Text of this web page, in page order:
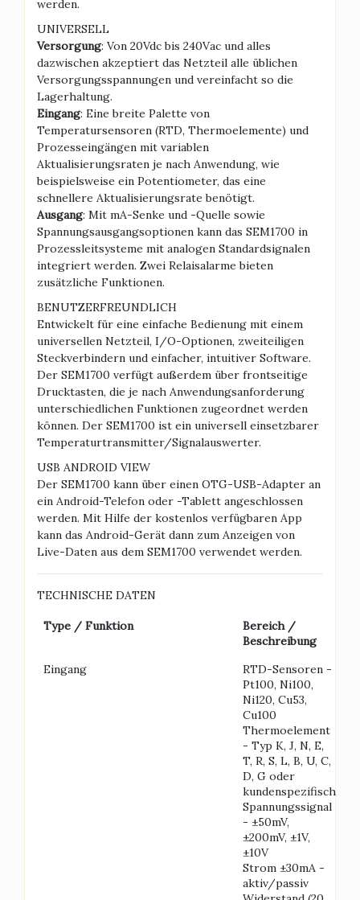
werden.
UNIVERSELL
Versorgung: Von 20Vdc bis 240Vac und alles
dazwischen akzeptiert das Netzteil alle üblichen
Versorgungsspannungen und vereinfacht so die
Lagerhaltung.
Eingang: Eine breite Palette von
Temperatursensoren (RTD, Thermoelemente) und
Prozesseingängen mit variablen
Aktualisierungsraten je nach Anwendung, wie
beispielsweise ein Potentiometer, das eine
schnellere Aktualisierungsrate benötigt.
Ausgang: Mit mA-Senke und -Quelle sowie
Spannungsausgangsoptionen kann das SEM1700 in
Prozessleitsysteme mit analogen Standardsignalen
integriert werden. Zwei Relaisalarme bieten
zusätzliche Funktionen.
BENUTZERFREUNDLICH
Entwickelt für eine einfache Bedienung mit einem
universellen Netzteil, I/O-Optionen, zweiteiligen
Steckverbindern und einfacher, intuitiver Software.
Der SEM1700 verfügt außerdem über frontseitige
Drucktasten, die je nach Anwendungsanforderung
unterschiedlichen Funktionen zugeordnet werden
können. Der SEM1700 ist ein universell einsetzbarer
Temperaturtransmitter/Signalauswerter.
USB ANDROID VIEW
Der SEM1700 kann über einen OTG-USB-Adapter an
ein Android-Telefon oder -Tablett angeschlossen
werden. Mit Hilfe der kostenlos verfügbaren App
kann das Android-Gerät dann zum Anzeigen von
Live-Daten aus dem SEM1700 verwendet werden.
TECHNISCHE DATEN
Type / Funktion
Bereich /
Beschreibung
Eingang
RTD-Sensoren -
Pt100, Ni100,
Ni120, Cu53,
Cu100
Thermoelement
- Typ K, J, N, E,
T, R, S, L, B, U, C,
D, G oder
kundenspezifisch
Spannungssignal
- ±50mV,
±200mV, ±1V,
±10V
Strom ±30mA -
aktiv/passiv